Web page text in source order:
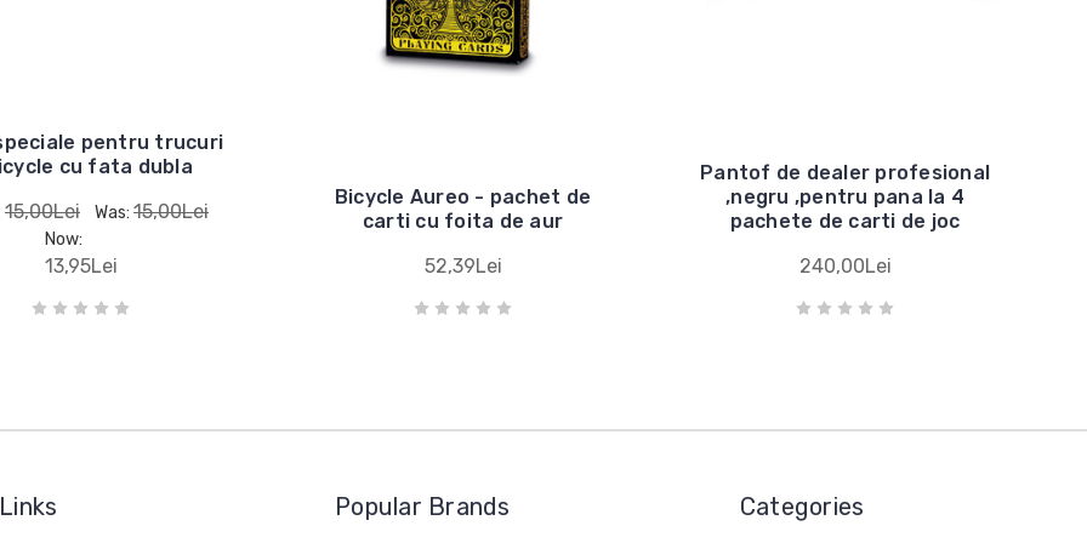
pentru trucuri
cu fata dubla
15,00Lei Was: 15,00Lei
Now:
13,95Lei
Bicycle Aureo - pachet de
carti cu foita de aur
52,39Lei
Pantof de dealer profesional
,negru ,pentru pana la 4
pachete de carti de joc
240,00Lei
Popular Brands Categories